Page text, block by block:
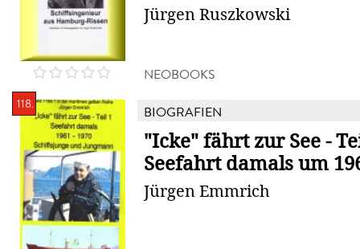
Jürgen Ruszkowski
NEOBOOKS
118. BIOGRAFIEN
"Icke" fährt zur See -
Seefahrt damals um
Jürgen Emmrich